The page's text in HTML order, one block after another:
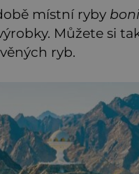
místní ryby
Můžete si
ryb.